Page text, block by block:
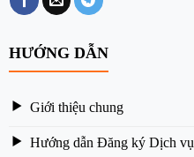
HƯỚNG DẪN
Giới thiệu chung
Hướng dẫn Đăng ký Dịch vụ